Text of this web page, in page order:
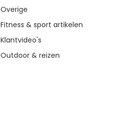
Overige
Fitness & sport artikelen
Klantvideo's
Outdoor & reizen